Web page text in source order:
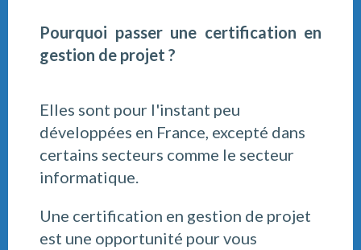
Pourquoi passer une certification en
gestion de projet ?
Elles sont pour l'instant peu
développées en France, excepté dans
certains secteurs comme le secteur
informatique.
Une certification en gestion de projet
est une opportunité pour vous